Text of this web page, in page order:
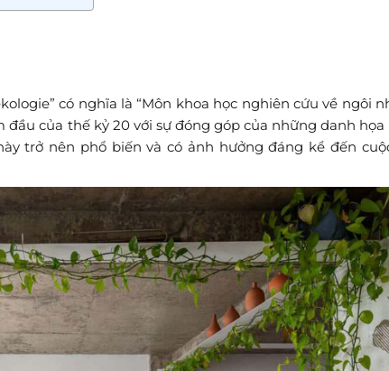
có nghĩa là “Môn khoa học nghiên cứu về ngôi
của thế kỷ 20 với sự đóng góp của những danh họa
trở nên phổ biến và có ảnh hưởng đáng kể đến